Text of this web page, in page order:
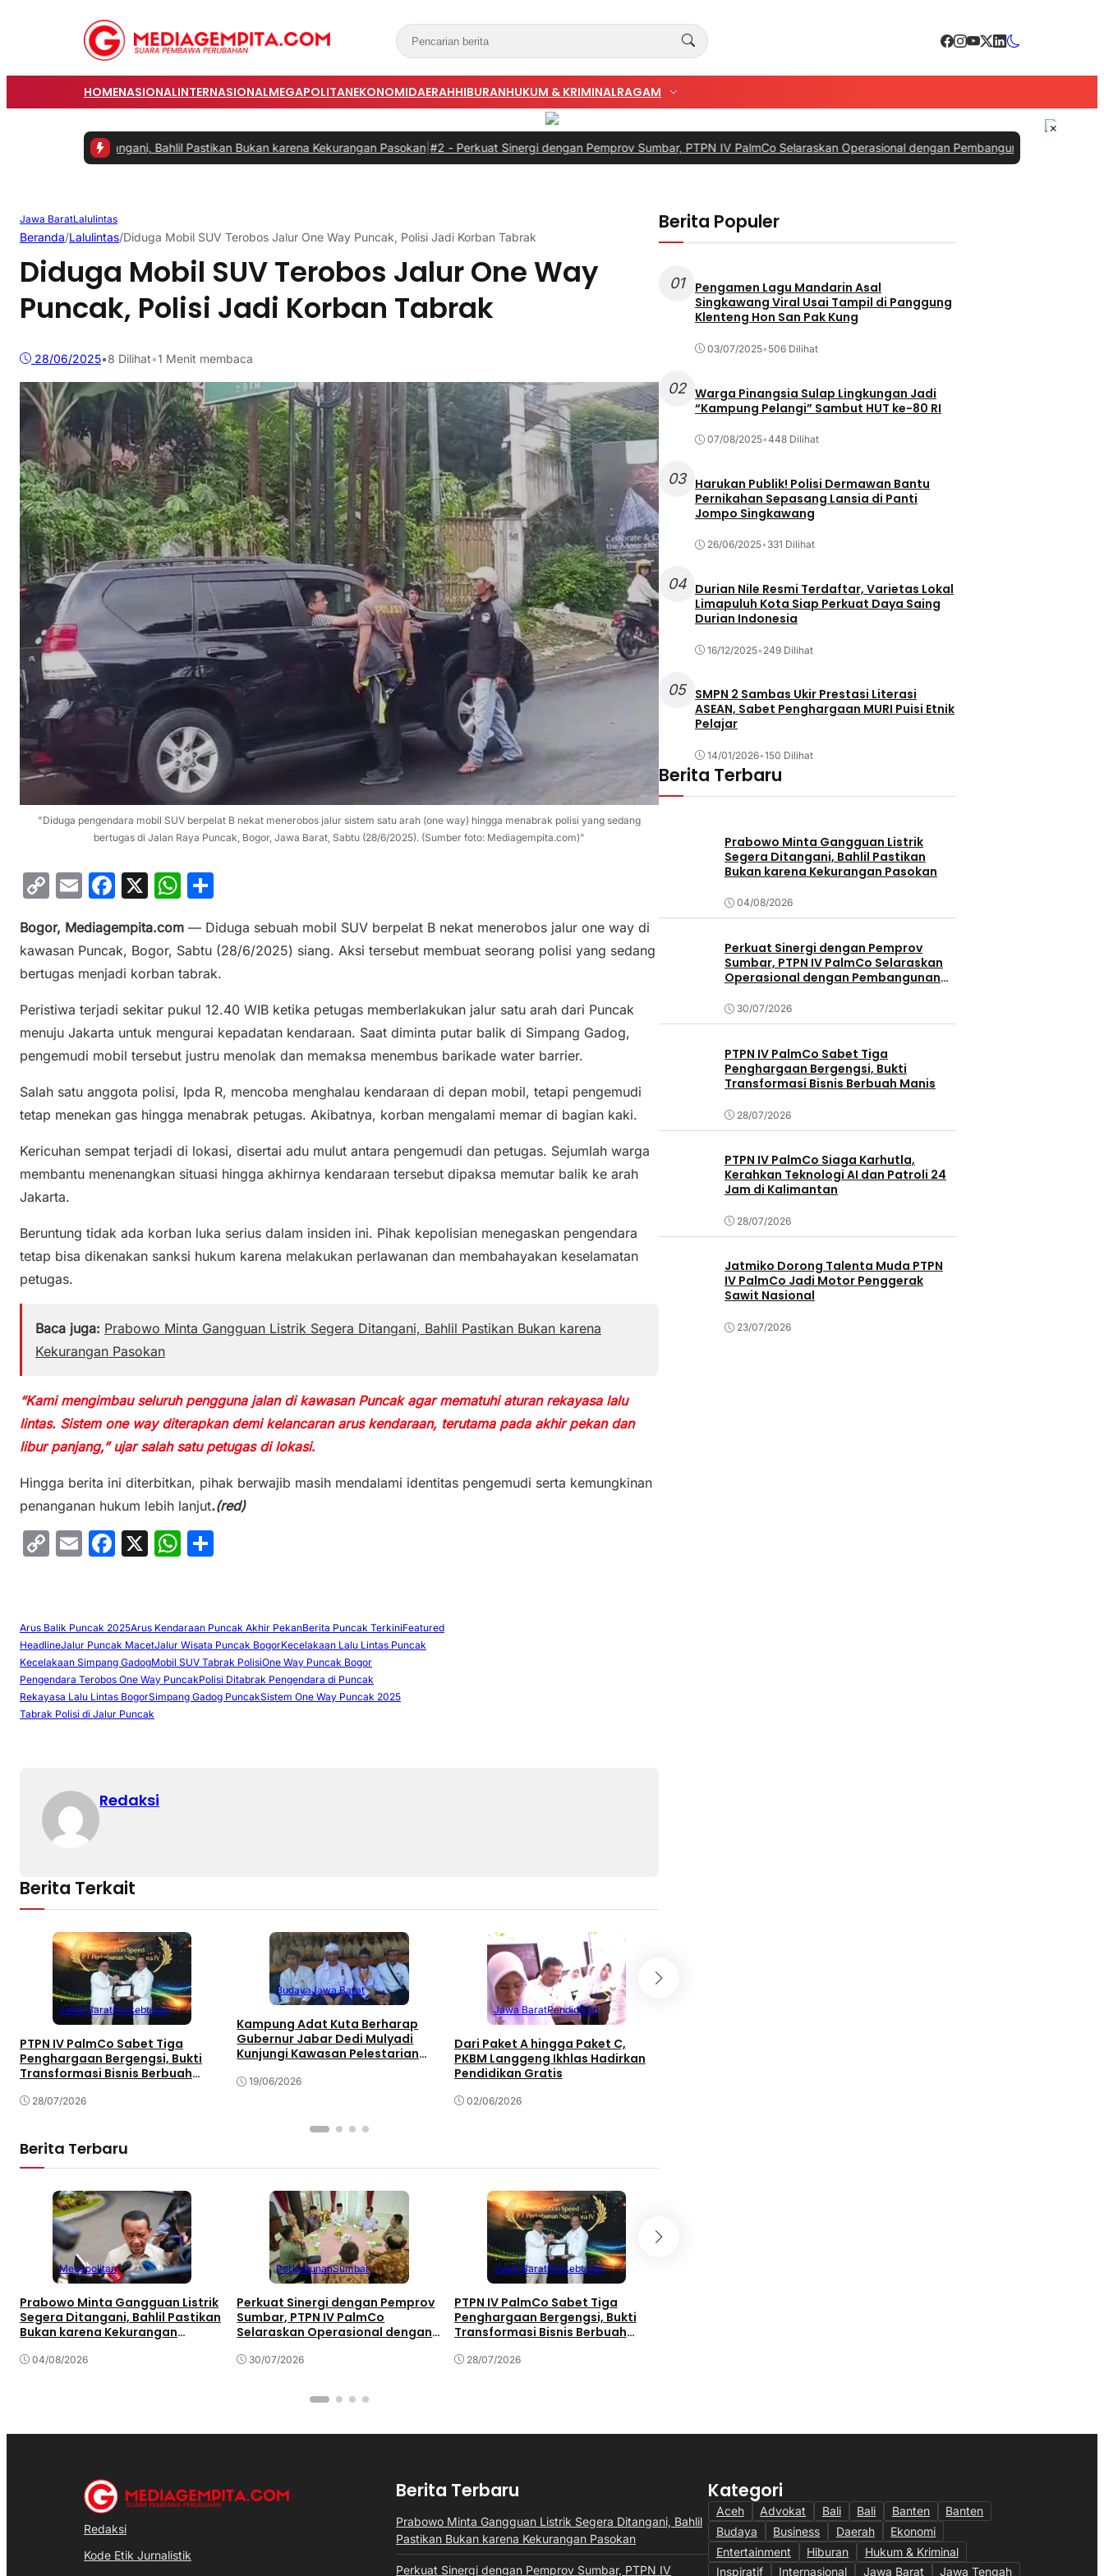
HOMENASIONALINTERNASIONALMEGAPOLITANEKONOMIDAERAHHIBURANHUKUM & KRIMINALRAGAM
Ditangani, Bahlil Pastikan Bukan karena Kekurangan Pasokan|#2 -Perkuat Sinergi dengan Pemprov Sumbar, PTPN IV PalmCo Selaraskan Operasional dengan Pembangunan Daerah
Jawa BaratLalulintas
Beranda/Lalulintas/Diduga Mobil SUV Terobos Jalur One Way Puncak, Polisi Jadi Korban Tabrak
Diduga Mobil SUV Terobos Jalur One Way
Puncak, Polisi Jadi Korban Tabrak
28/06/2025•8 Dilihat•1 Menit membaca
"Diduga pengendara mobil SUV berpelat B nekat menerobos jalur sistem satu arah (one way) hingga menabrak polisi yang sedang
bertugas di Jalan Raya Puncak, Bogor, Jawa Barat, Sabtu (28/6/2025). (Sumber foto: Mediagempita.com)"
C
p
y
Li
n
k
E
ai
l
F
c
e
o
o
k
X
W
at
s
p
p
ar
e
Bogor, Mediagempita.com — Diduga sebuah mobil SUV berpelat B nekat menerobos jalur one way di
kawasan Puncak, Bogor, Sabtu (28/6/2025) siang. Aksi tersebut membuat seorang polisi yang sedang
bertugas menjadi korban tabrak.
Peristiwa terjadi sekitar pukul 12.40 WIB ketika petugas memberlakukan jalur satu arah dari Puncak
menuju Jakarta untuk mengurai kepadatan kendaraan. Saat diminta putar balik di Simpang Gadog,
pengemudi mobil tersebut justru menolak dan memaksa menembus barikade water barrier.
Salah satu anggota polisi, Ipda R, mencoba menghalau kendaraan di depan mobil, tetapi pengemudi
tetap menekan gas hingga menabrak petugas. Akibatnya, korban mengalami memar di bagian kaki.
Kericuhan sempat terjadi di lokasi, disertai adu mulut antara pengemudi dan petugas. Sejumlah warga
membantu menenangkan situasi hingga akhirnya kendaraan tersebut dipaksa memutar balik ke arah
Jakarta.
Beruntung tidak ada korban luka serius dalam insiden ini. Pihak kepolisian menegaskan pengendara
tetap bisa dikenakan sanksi hukum karena melakukan perlawanan dan membahayakan keselamatan
petugas.
Baca juga: Prabowo Minta Gangguan Listrik Segera Ditangani, Bahlil Pastikan Bukan karena
Kekurangan Pasokan
“Kami mengimbau seluruh pengguna jalan di kawasan Puncak agar mematuhi aturan rekayasa lalu
lintas. Sistem one way diterapkan demi kelancaran arus kendaraan, terutama pada akhir pekan dan
libur panjang,” ujar salah satu petugas di lokasi.
Hingga berita ini diterbitkan, pihak berwajib masih mendalami identitas pengemudi serta kemungkinan
penanganan hukum lebih lanjut.(red)
C
y
Li
n
k
E
l
F
e
b
o
o
k
X
W
s
A
p
p
e
Arus Balik Puncak 2025Arus Kendaraan Puncak Akhir PekanBerita Puncak TerkiniFeatured
HeadlineJalur Puncak MacetJalur Wisata Puncak BogorKecelakaan Lalu Lintas Puncak
Kecelakaan Simpang GadogMobil SUV Tabrak PolisiOne Way Puncak Bogor
Pengendara Terobos One Way PuncakPolisi Ditabrak Pengendara di Puncak
Rekayasa Lalu Lintas BogorSimpang Gadog PuncakSistem One Way Puncak 2025
Tabrak Polisi di Jalur Puncak
Redaksi
Berita Terkait
Jawa BaratPerkebunan
PTPN IV PalmCo Sabet Tiga
Penghargaan Bergengsi, Bukti
Transformasi Bisnis Berbuah
28/07/2026
BudayaJawa Barat
Kampung Adat Kuta Berharap
Gubernur Jabar Dedi Mulyadi
Kunjungi Kawasan Pelestarian
19/06/2026
Jawa BaratPendidikan
Dari Paket A hingga Paket C,
PKBM Langgeng Ikhlas Hadirkan
Pendidikan Gratis
02/06/2026
Berita Terbaru
Megapolitan
Prabowo Minta Gangguan Listrik
Segera Ditangani, Bahlil Pastikan
Bukan karena Kekurangan
04/08/2026
PerkebunanSumbar
Perkuat Sinergi dengan Pemprov
Sumbar, PTPN IV PalmCo
Selaraskan Operasional dengan
30/07/2026
Jawa BaratPerkebunan
PTPN IV PalmCo Sabet Tiga
Penghargaan Bergengsi, Bukti
Transformasi Bisnis Berbuah
28/07/2026
Berita Populer
01
Pengamen Lagu Mandarin Asal
Singkawang Viral Usai Tampil di Panggung
Klenteng Hon San Pak Kung
03/07/2025• 506 Dilihat
02 Warga Pinangsia Sulap Lingkungan Jadi
“Kampung Pelangi” Sambut HUT ke-80 RI
07/08/2025•448 Dilihat
03 Harukan Publik! Polisi Dermawan Bantu
Pernikahan Sepasang Lansia di Panti
Jompo Singkawang
26/06/2025• 331 Dilihat
04 Durian Nile Resmi Terdaftar, Varietas Lokal
Limapuluh Kota Siap Perkuat Daya Saing
Durian Indonesia
16/12/2025• 249 Dilihat
05 SMPN 2 Sambas Ukir Prestasi Literasi
ASEAN, Sabet Penghargaan MURI Puisi Etnik
Pelajar
14/01/2026•150 Dilihat
Berita Terbaru
Prabowo Minta Gangguan Listrik
Segera Ditangani, Bahlil Pastikan
Bukan karena Kekurangan Pasokan
04/08/2026
Perkuat Sinergi dengan Pemprov
Sumbar, PTPN IV PalmCo Selaraskan
Operasional dengan Pembangunan
30/07/2026
PTPN IV PalmCo Sabet Tiga
Penghargaan Bergengsi, Bukti
Transformasi Bisnis Berbuah Manis
28/07/2026
PTPN IV PalmCo Siaga Karhutla,
Kerahkan Teknologi AI dan Patroli 24
Jam di Kalimantan
28/07/2026
Jatmiko Dorong Talenta Muda PTPN
IV PalmCo Jadi Motor Penggerak
Sawit Nasional
23/07/2026
Redaksi
Kode Etik Jurnalistik
Berita Terbaru
Prabowo Minta Gangguan Listrik Segera Ditangani, Bahlil
Pastikan Bukan karena Kekurangan Pasokan
Perkuat Sinergi dengan Pemprov Sumbar, PTPN IV
Kategori
Aceh Advokat Bali Bali Banten
Banten
Budaya
Business Daerah
Ekonomi
Entertainment
Hiburan
Hukum & Kriminal
Inspiratif
Internasional Jawa Barat Jawa Tengah
×